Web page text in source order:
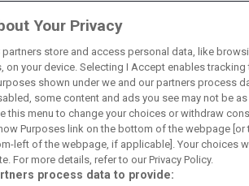
Your Privacy
partners store and access personal data, like
on your device. Selecting I Accept enables
shown under we and our partners process
some content and ads you see may not be
this menu to change your choices or withdraw
Purposes link on the bottom of the webpage [or
left of the webpage, if applicable]. Your choices
For more details, refer to our Privacy Policy.
process data to provide: